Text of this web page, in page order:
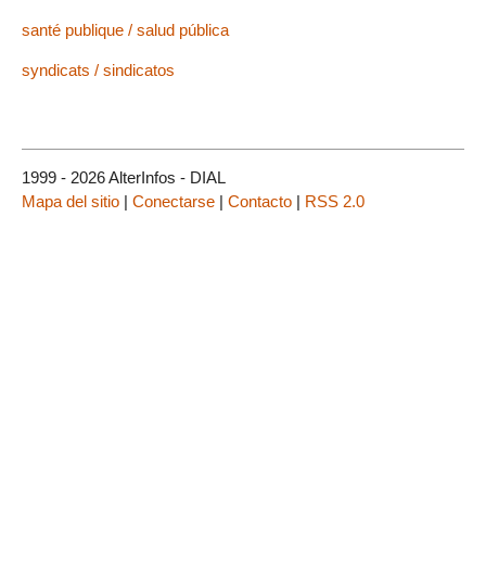
santé publique / salud pública
syndicats / sindicatos
1999 - 2026 AlterInfos - DIAL
Mapa del sitio | Conectarse | Contacto | RSS 2.0